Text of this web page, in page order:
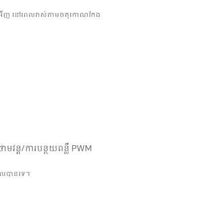
អ៊ីញ នៅពេលវាស់តាមចតុកោណកែង
វន្ត/ការបន្ថយពន្លឺ PWM
បានទេ។